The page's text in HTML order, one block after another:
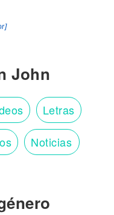
John
Letras
Noticias